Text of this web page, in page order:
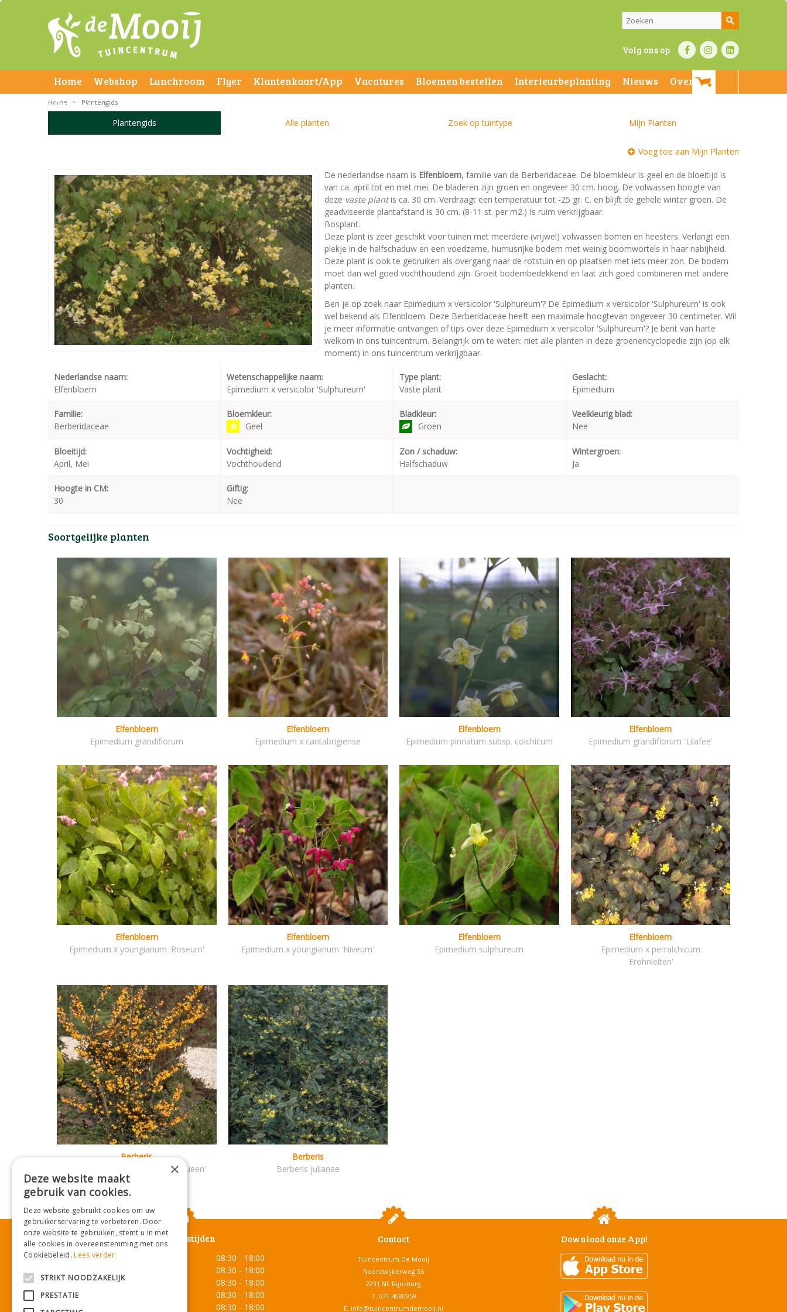
Volg ons op
Home Webshop Lunchroom Flyer Klantenkaart/App Vacatures Bloemen bestellen Interieurbeplanting Nieuws
Over ons
Contact
Home > Plantengids
Plantengids Alle planten Zoek op tuintype Mijn Planten
Voeg toe aan Mijn Planten
De nederlandse naam is Elfenbloem, familie van de Berberidaceae. De bloemkleur is geel en de bloeitijd is
van ca. april tot en met mei. De bladeren zijn groen en ongeveer 30 cm. hoog. De volwassen hoogte van
deze vaste plantis ca. 30 cm. Verdraagt een temperatuur tot -25 gr. C. en blijft de gehele winter groen. De
geadviseerde plantafstand is 30 cm. (8-11 st. per m2.) Is ruim verkrijgbaar.
Bosplant.
Deze plant is zeer geschikt voor tuinen met meerdere (vrijwel) volwassen bomen en heesters. Verlangt een
plekje in de halfschaduw en een voedzame, humusrijke bodem met weinig boomwortels in haar nabijheid.
Deze plant is ook te gebruiken als overgang naar de rotstuin en op plaatsen met iets meer zon. De bodem
moet dan wel goed vochthoudend zijn. Groeit bodembedekkend en laat zich goed combineren met andere
planten.
Ben je op zoek naar Epimedium x versicolor 'Sulphureum'? De Epimedium x versicolor 'Sulphureum' is ook
wel bekend als Elfenbloem. Deze Berberidaceae heeft een maximale hoogtevan ongeveer 30 centimeter. Wil
je meer informatie ontvangen of tips over deze Epimedium x versicolor 'Sulphureum'? Je bent van harte
welkom in ons tuincentrum. Belangrijk om te weten: niet alle planten in deze groenencyclopedie zijn (op elk
moment) in ons tuincentrum verkrijgbaar.
Nederlandse naam:
Elfenbloem
Wetenschappelijke naam:
Epimedium x versicolor 'Sulphureum'
Type plant:
Vaste plant
Geslacht:
Epimedium
Familie:
Berberidaceae
Bloemkleur:
Geel
Bladkleur:
Groen
Veelkleurig blad:
Nee
Bloeitijd:
April, Mei
Vochtigheid:
Vochthoudend
Zon / schaduw:
Halfschaduw
Wintergroen:
Ja
Hoogte in CM:
30
Giftig:
Nee
Soortgelijke planten
Elfenbloem
Epimedium grandiflorum
Elfenbloem
Epimedium x cantabrigiense
Elfenbloem
Epimedium pinnatum subsp. colchicum
Elfenbloem
Epimedium grandiflorum 'Lilafee'
Elfenbloem
Epimedium x youngianum 'Roseum'
Elfenbloem
Epimedium x youngianum 'Niveum'
Elfenbloem
Epimedium sulphureum
Elfenbloem
Epimedium x perralchicum
'Frohnleiten'
Berberis
Berberis x lologensis 'Apricot Queen'
Berberis
Berberis julianae
Openingstijden
Maandag
08:30 - 18:00
08:30 - 18:00
Woensdag
08:30 - 18:00
08:30 - 18:00
08:30 - 18:00
Contact
Tuincentrum De Mooij
Noordwijkerweg 36
2231 NL Rijnsburg
T. 071-4080959
E. info@tuincentrumdemooij.nl
Download onze App!
×
Deze website maakt
gebruik van cookies.
Deze website gebruikt cookies om uw
gebruikerservaring te verbeteren. Door
onze website te gebruiken, stemt u in met
alle cookies in overeenstemming met ons
Cookiebeleid.Lees verder
STRIKT NOODZAKELIJK
PRESTATIE